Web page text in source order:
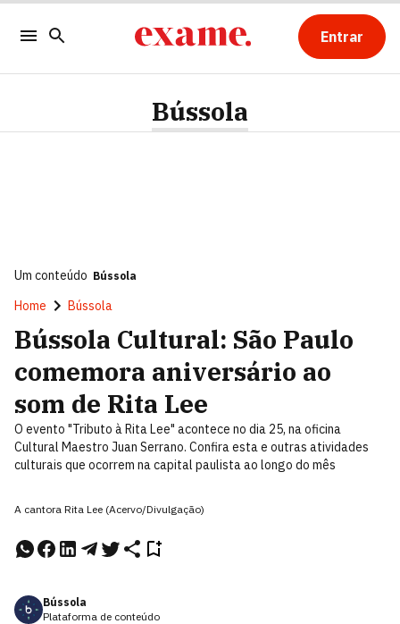
Entrar
Bússola
Um conteúdo Bússola
Home Bússola
Bússola Cultural: São Paulo
comemora aniversário ao
som de Rita Lee
O evento "Tributo à Rita Lee" acontece no dia 25, na oficina
Cultural Maestro Juan Serrano. Confira esta e outras atividades
culturais que ocorrem na capital paulista ao longo do mês
A cantora Rita Lee (Acervo/Divulgação)
Bússola
Plataforma de conteúdo